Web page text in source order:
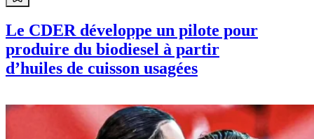
Le CDER développe un pilote pour
produire du biodiesel à partir
d’huiles de cuisson usagées